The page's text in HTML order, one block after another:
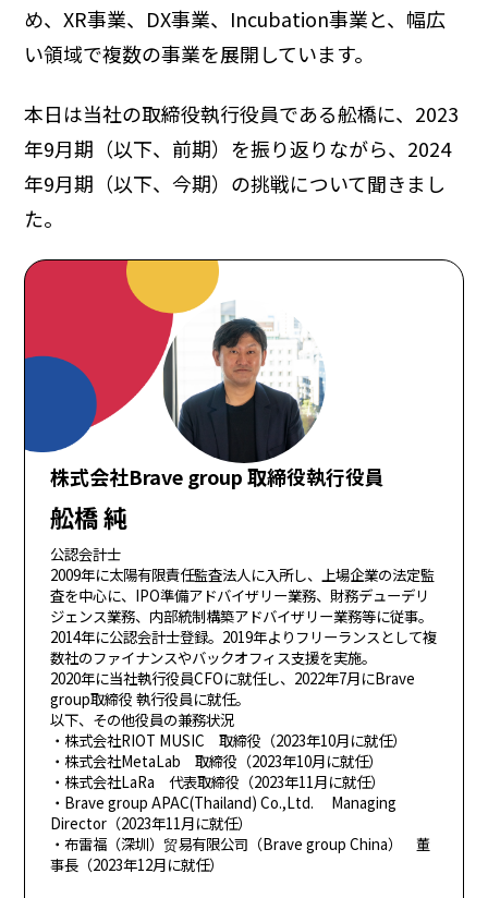
め、XR事業、DX事業、Incubation事業と、幅広
い領域で複数の事業を展開しています。
本日は当社の取締役執行役員である舩橋に、2023
年9月期（以下、前期）を振り返りながら、2024
年9月期（以下、今期）の挑戦について聞きまし
た。
株式会社Brave group 取締役執行役員
舩橋 純
公認会計士
2009年に太陽有限責任監査法人に入所し、上場企業の法定監
査を中心に、IPO準備アドバイザリー業務、財務デューデリ
ジェンス業務、内部統制構築アドバイザリー業務等に従事。
2014年に公認会計士登録。2019年よりフリーランスとして複
数社のファイナンスやバックオフィス支援を実施。
2020年に当社執行役員CFOに就任し、2022年7月にBrave
group取締役 執行役員に就任。
以下、その他役員の兼務状況
・株式会社RIOT MUSIC 取締役（2023年10月に就任）
・株式会社MetaLab 取締役（2023年10月に就任）
・株式会社LaRa 代表取締役（2023年11月に就任）
・Brave group APAC(Thailand) Co.,Ltd. Managing
Director（2023年11月に就任）
・布雷福（深圳）贸易有限公司（Brave group China） 董
事長（2023年12月に就任）